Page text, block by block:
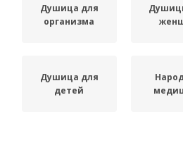
Душица для
организма
Душица для
детей